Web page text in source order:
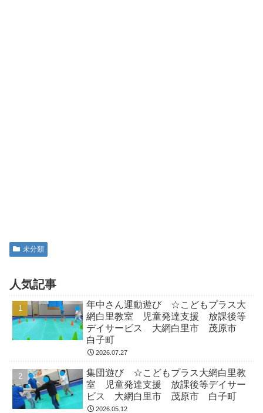
未分類
人気記事
年中さん運動遊び ☆こどもプラス大
網白里教室 児童発達支援 放課後等
デイサービス 大網白里市 茂原市
白子町
2026.07.27
集団遊び ☆こどもプラス大網白里教
室 児童発達支援 放課後等デイサー
ビス 大網白里市 茂原市 白子町
2026.05.12